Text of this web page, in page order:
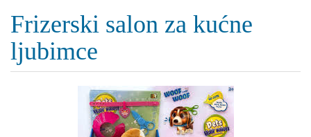
Frizerski salon za kućne
ljubimce